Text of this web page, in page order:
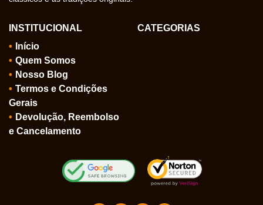
INSTITUCIONAL
Início
Quem Somos
Nosso Blog
Termos e Condições
Gerais
Devolução, Reembolso
e Cancelamento
CATEGORIAS